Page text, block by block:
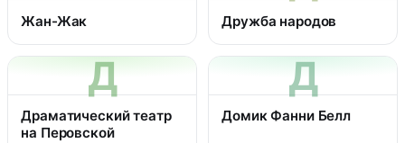
Жан-Жак Дружба народов
Д
Драматический театр
на Перовской
Д
Домик Фанни Белл